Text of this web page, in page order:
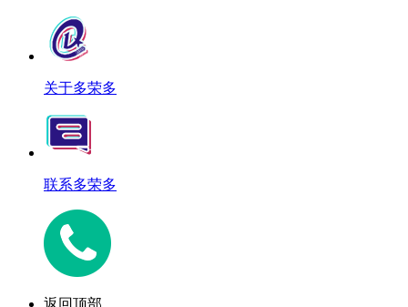
关于多荣多
联系多荣多
返回顶部